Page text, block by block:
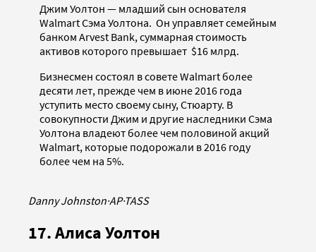
Джим Уолтон — младший сын основателя
Walmart Сэма Уолтона. Он управляет семейным
банком Arvest Bank, суммарная стоимость
активов которого превышает $16 млрд.
Бизнесмен состоял в совете Walmart более
десяти лет, прежде чем в июне 2016 года
уступить место своему сыну, Стюарту. В
совокупности Джим и другие наследники Сэма
Уолтона владеют более чем половиной акций
Walmart, которые подорожали в 2016 году
более чем на 5%.
Danny Johnston·AP·TASS
17. Алиса Уолтон